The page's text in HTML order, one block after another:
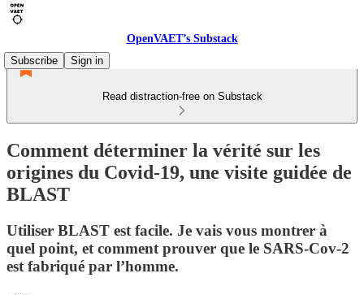
OpenVAET’s Substack
Subscribe
Sign in
Read distraction-free on Substack
Comment déterminer la vérité sur les
origines du Covid-19, une visite guidée de
BLAST
Utiliser BLAST est facile. Je vais vous montrer à
quel point, et comment prouver que le SARS-Cov-2
est fabriqué par l’homme.